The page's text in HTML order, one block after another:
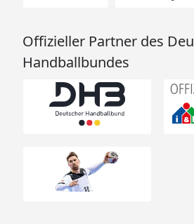
Offizieller Partner des
Handballbundes